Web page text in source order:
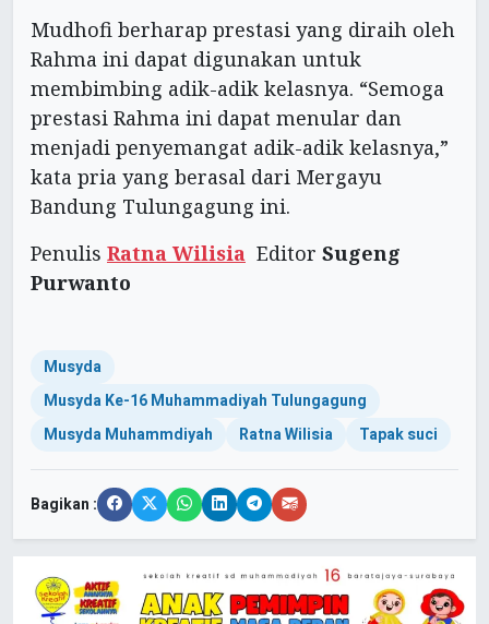
Mudhofi berharap prestasi yang diraih oleh
Rahma ini dapat digunakan untuk
membimbing adik-adik kelasnya. “Semoga
prestasi Rahma ini dapat menular dan
menjadi penyemangat adik-adik kelasnya,”
kata pria yang berasal dari Mergayu
Bandung Tulungagung ini.
Penulis Ratna Wilisia Editor Sugeng
Purwanto
Musyda
Musyda Ke-16 Muhammadiyah Tulungagung
Musyda Muhammdiyah
Ratna Wilisia Tapak suci
Bagikan :